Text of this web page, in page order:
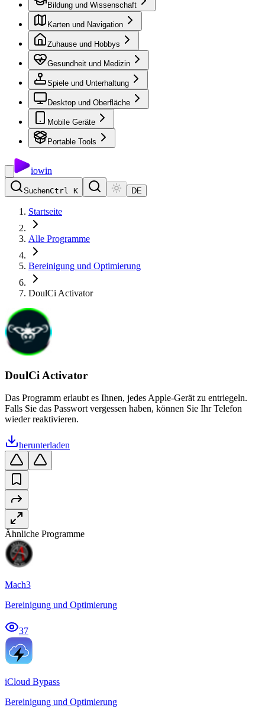
Bildung und Wissenschaft
Karten und Navigation
Zuhause und Hobbys
Gesundheit und Medizin
Spiele und Unterhaltung
Desktop und Oberfläche
Mobile Geräte
Portable Tools
iowin
SuchenCtrl K DE
Startseite
Alle Programme
Bereinigung und Optimierung
DoulCi Activator
DoulCi Activator
Das Programm erlaubt es Ihnen, jedes Apple-Gerät zu entriegeln.
Falls Sie das Passwort vergessen haben, können Sie Ihr Telefon
wieder reaktivieren.
herunterladen
Ähnliche Programme
Mach3
Bereinigung und Optimierung
37
iCloud Bypass
Bereinigung und Optimierung